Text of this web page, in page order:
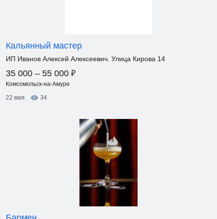
Кальянный мастер
ИП Иванов Алексей Алексеевич. Улица Кирова 14
35 000 – 55 000 ₽
Комсомольск-на-Амуре
22 мая
34